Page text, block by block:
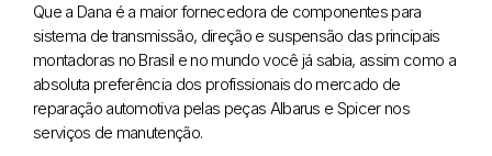
Que a Dana é a maior fornecedora de componentes para
sistema de transmissão, direção e suspensão das principais
montadoras no Brasil e no mundo você já sabia, assim como a
absoluta preferência dos profissionais do mercado de
reparação automotiva pelas peças Albarus e Spicer nos
serviços de manutenção.